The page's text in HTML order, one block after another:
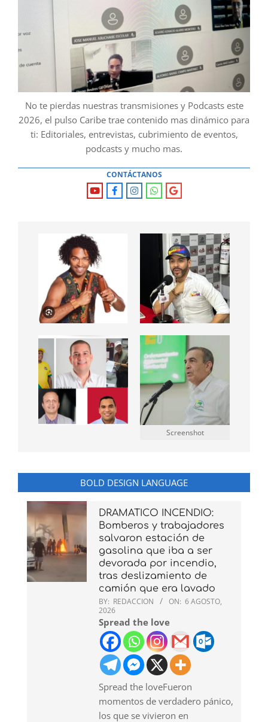
No te pierdas nuestras transmisiones y Podcasts este
2026, el pulso Caribe trae contenido mas dinámico para
ti: Editoriales, entrevistas, cubrimiento de eventos,
podcasts y mucho mas.
CONTÁCTANOS
Screenshot
BOLD DESIGN LANGUAGE
DRAMATICO INCENDIO:
Bomberos y trabajadores
salvaron estación de
gasolina que iba a ser
devorada por incendio,
tras deslizamiento de
camión que era lavado
BY: REDACCION ON: 6 AGOSTO,
2026
Spread the love
Spread the loveFueron
momentos de verdadero pánico,
los que se vivieron en